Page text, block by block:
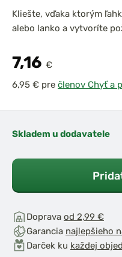
Kliešte, vďaka ktorým
alebo lanko a vytvoríte
7,16 €
pre členov Chyť a
Skladem u dodavatele
Doprava od 2,99 €
Garancia najlepšieho
Darček ku každej